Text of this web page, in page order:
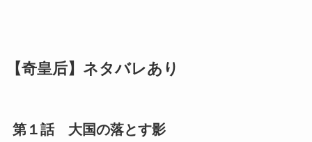
【奇皇后】ネタバレあり
第１話 大国の落とす影